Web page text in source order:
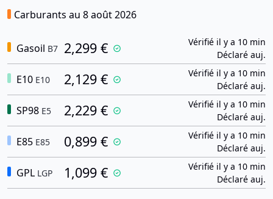
Carburants au 8 août 2026
Gasoil B7 2,299 €
Vérifié il y a 10 min
Déclaré auj.
E10 E10 2,129 €
Vérifié il y a 10 min
Déclaré auj.
SP98 E5 2,229 €
Vérifié il y a 10 min
Déclaré auj.
E85 E85 0,899 €
Vérifié il y a 10 min
Déclaré auj.
GPL LGP 1,099 €
Vérifié il y a 10 min
Déclaré auj.